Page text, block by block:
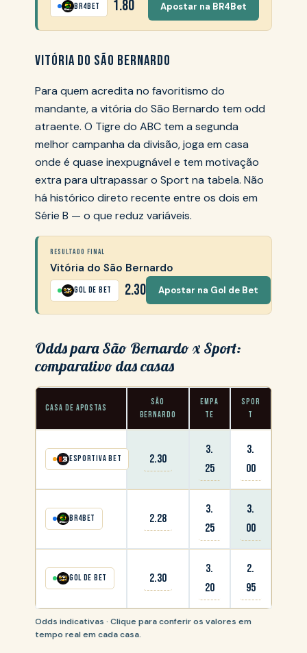
BR4Bet 1.80 Apostar na BR4Bet
VITÓRIA DO SÃO BERNARDO
Para quem acredita no favoritismo do
mandante, a vitória do São Bernardo tem odd
atraente. O Tigre do ABC tem a segunda
melhor campanha da divisão, joga em casa
onde é quase inexpugnável e tem motivação
extra para ultrapassar o Sport na tabela. Não
há histórico direto recente entre os dois em
Série B — o que reduz variáveis.
RESULTADO FINAL
Vitória do São Bernardo
Gol de Bet 2.30 Apostar na Gol de Bet
Odds para São Bernardo x Sport:
comparativo das casas
CASA DE APOSTAS
SÃO
BERNARDO
EMPA
TE
SPOR
T
Esportiva Bet 2.30
3.
25
3.
00
BR4Bet 2.28
3.
25
3.
00
Gol de Bet 2.30
3.
20
2.
95
Odds indicativas · Clique para conferir os valores em
tempo real em cada casa.